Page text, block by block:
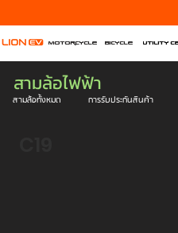
Motorcycle Bicycle Utility
สามล้อไฟฟ้า
สามล้อทั้งหมด การรับประกันสินค้า